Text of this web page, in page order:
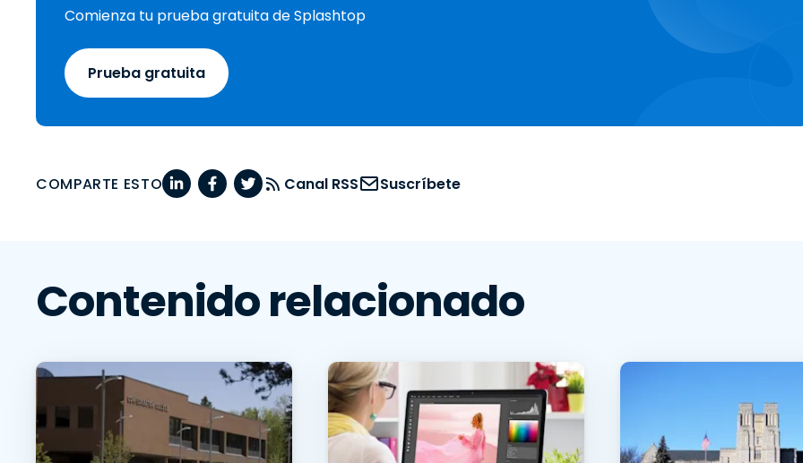
Comienza tu prueba gratuita de Splashtop
Prueba gratuita
COMPARTE ESTO Canal RSS Suscríbete
Contenido relacionado